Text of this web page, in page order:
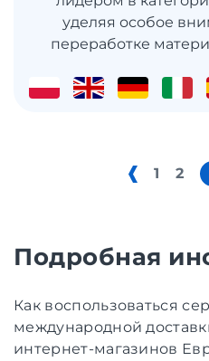
уделяя особое
переработке
1 2
Подробная
Как воспользоваться
международной
интернет-магазинов